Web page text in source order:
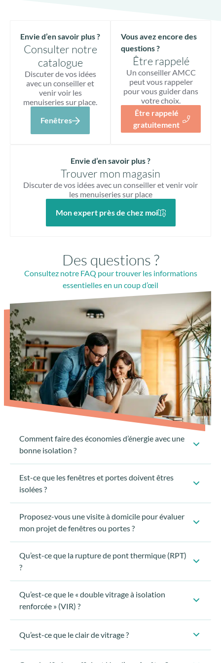
Envie d’en savoir plus ?
Consulter notre
catalogue
Discuter de vos idées
avec un conseiller et
venir voir les
menuiseries sur place.
Fenêtres
Vous avez encore des
questions ?
Être rappelé
Un conseiller AMCC
peut vous rappeler
pour vous guider dans
votre choix.
Être rappelé
gratuitement
Envie d’en savoir plus ?
Trouver mon magasin
Discuter de vos idées avec un conseiller et venir voir
les menuiseries sur place
Mon expert près de chez moi
Des questions ?
Consultez notre FAQ pour trouver les informations
essentielles en un coup d’œil
Comment faire des économies d’énergie avec une
bonne isolation ?
remplacement des fermetures
2 mois de chauffage par an
condensation
dégâts matériels.
Est-ce que les fenêtres et portes doivent êtres
isolées ?
éviter les ouvertures au
nord et du côté du vent
Proposez-vous une visite à domicile pour évaluer
mon projet de fenêtres ou portes ?
Qu’est-ce que la rupture de pont thermique (RPT)
?
Qu’est-ce que le « double vitrage à isolation
renforcée » (VIR) ?
Qu’est-ce que le clair de vitrage ?